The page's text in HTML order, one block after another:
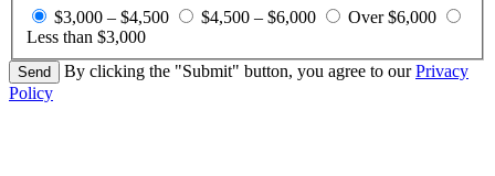
$3,000 – $4,500
$4,500 – $6,000
Over $6,000
Less than $3,000
By clicking the "Submit" button, you agree to ourPrivacy
Policy